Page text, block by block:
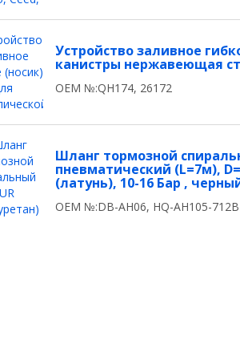
Устройство заливное
канистры нержавеющая
OEM №:QH174, 26172
Шланг тормозной
пневматический (L=7м),
(латунь), 10-16 Бар ,
OEM №:DB-AH06, HQ-AH105-